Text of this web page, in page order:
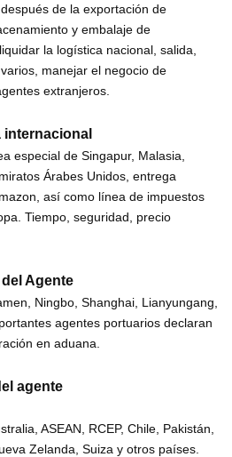
de la exportación de
y embalaje de
la logística nacional, salida,
manejar el negocio de
extranjeros.
especial de Singapur, Malasia,
Árabes Unidos, entrega
así como línea de impuestos
Tiempo, seguridad, precio
Agente
Ningbo, Shanghai, Lianyungang,
agentes portuarios declaran
en aduana.
agente
ASEAN, RCEP, Chile, Pakistán,
Zelanda, Suiza y otros países.